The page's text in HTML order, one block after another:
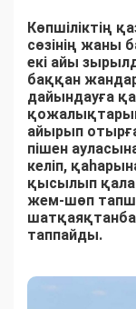
Көпшіліктің
сөзінің жаны
екі айы
баққан
дайындауға
айырып
пішен
келіп,
қысылып
жем-шөп
таппайды.